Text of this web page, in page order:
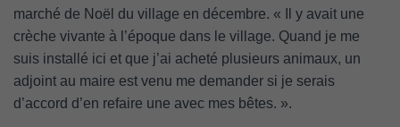
marché de Noël du village en décembre. « Il y avait une
crèche vivante à l’époque dans le village. Quand je me
suis installé ici et que j’ai acheté plusieurs animaux, un
adjoint au maire est venu me demander si je serais
d’accord d’en refaire une avec mes bêtes. ».